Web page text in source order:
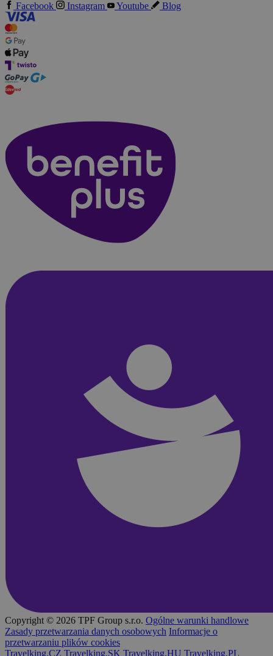
Facebook
Instagram Youtube Blog
Copyright © 2026 TPF Group s.r.o. Ogólne warunki handlowe
Zasady przetwarzania danych osobowych Informacje o
przetwarzaniu plików cookies
Travelking.CZ Travelking.SK Travelking.HU Travelking.PL